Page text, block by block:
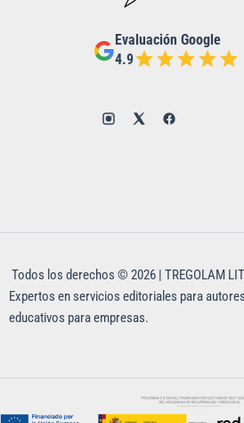
Evaluación Google
4.9
Todos los derechos © 2026 | TREGOLAM
Expertos en servicios editoriales para
educativos para empresas.